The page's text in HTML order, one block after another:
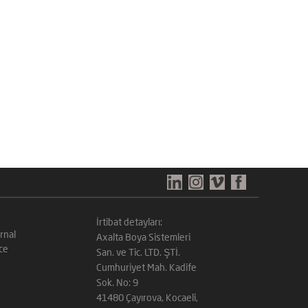
İrtibat detayları:
Axalta Boya Sistemleri
San. ve Tic. LTD. ŞTİ.
Cumhuriyet Mah. Kadife
Sok. No: 9
41480 Çayırova, Kocaeli,